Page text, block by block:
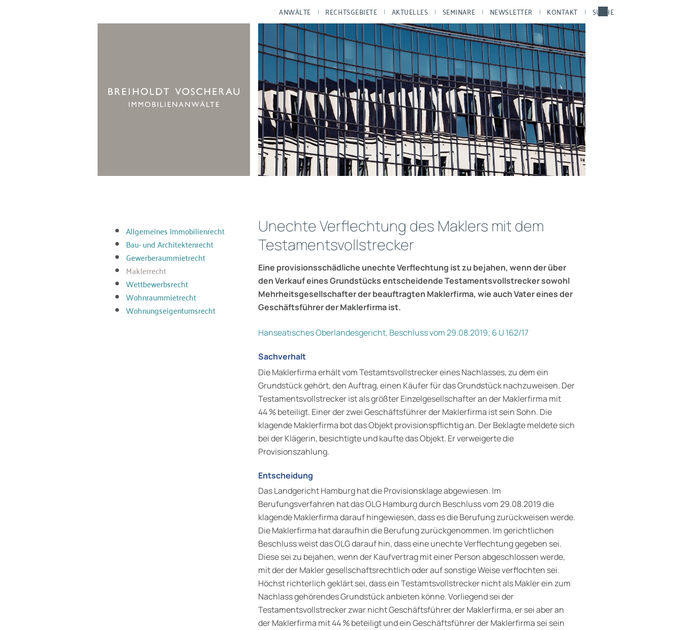
ANWÄLTE RECHTSGEBIETE AKTUELLES SEMINARE NEWSLETTER KONTAKT SUCHE
Allgemeines Immobilienrecht
Bau- und Architektenrecht
Gewerberaummietrecht
Maklerrecht
Wettbewerbsrecht
Wohnraummietrecht
Wohnungseigentumsrecht
Unechte Verflechtung des Maklers mit dem
Testamentsvollstrecker
Eine provisionsschädliche unechte Verflechtung ist zu bejahen, wenn der über
den Verkauf eines Grundstücks entscheidende Testamentsvollstrecker sowohl
Mehrheitsgesellschafter der beauftragten Maklerfirma, wie auch Vater eines der
Geschäftsführer der Maklerfirma ist.
Hanseatisches Oberlandesgericht, Beschluss vom 29.08.2019; 6 U 162/17
Sachverhalt
Die Maklerfirma erhält vom Testamtsvollstrecker eines Nachlasses, zu dem ein
Grundstück gehört, den Auftrag, einen Käufer für das Grundstück nachzuweisen. Der
Testamentsvollstrecker ist als größter Einzelgesellschafter an der Maklerfirma mit
44 % beteiligt. Einer der zwei Geschäftsführer der Maklerfirma ist sein Sohn. Die
klagende Maklerfirma bot das Objekt provisionspflichtig an. Der Beklagte meldete sich
bei der Klägerin, besichtigte und kaufte das Objekt. Er verweigerte die
Provisionszahlung.
Entscheidung
Das Landgericht Hamburg hat die Provisionsklage abgewiesen. Im
Berufungsverfahren hat das OLG Hamburg durch Beschluss vom 29.08.2019 die
klagende Maklerfirma darauf hingewiesen, dass es die Berufung zurückweisen werde.
Die Maklerfirma hat daraufhin die Berufung zurückgenommen. Im gerichtlichen
Beschluss weist das OLG darauf hin, dass eine unechte Verflechtung gegeben sei.
Diese sei zu bejahen, wenn der Kaufvertrag mit einer Person abgeschlossen werde,
mit der der Makler gesellschaftsrechtlich oder auf sonstige Weise verflochten sei.
Höchst richterlich geklärt sei, dass ein Testamtsvollstrecker nicht als Makler ein zum
Nachlass gehörendes Grundstück anbieten könne. Vorliegend sei der
Testamentsvollstrecker zwar nicht Geschäftsführer der Maklerfirma, er sei aber an
der Maklerfirma mit 44 % beteiligt und ein Geschäftsführer der Maklerfirma sei sein